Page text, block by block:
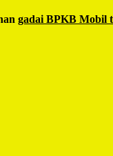
gadai BPKB Mobil